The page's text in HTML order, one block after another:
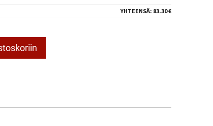
YHTEENSÄ: 83.30 €